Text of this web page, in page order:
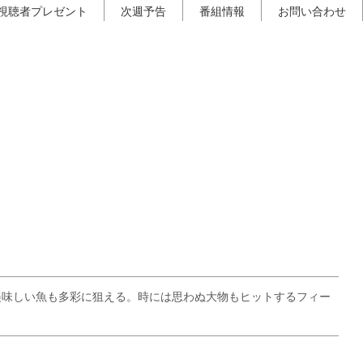
聴者プレゼント 次週予告 番組情報 お問い合わせ
しい魚も多彩に狙える。時には思わぬ大物もヒットするフィー